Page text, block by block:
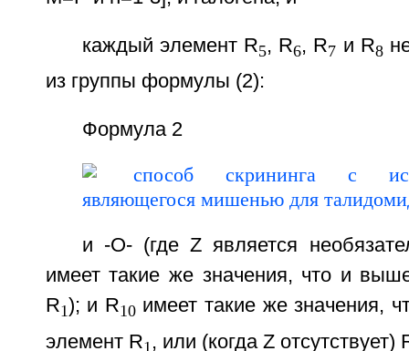
каждый элемент R5, R6, R7 и R8
из группы формулы (2):
Формула 2
и -О- (где Z является
имеет такие же значения, что и
R1); и R10имеет такие же значения,
элемент R , или (когда Z отсутствует)